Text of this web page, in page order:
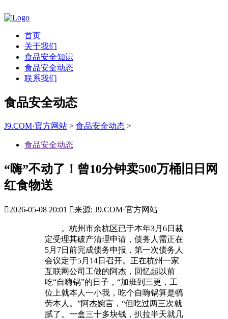
首页
关于我们
食品安全知识
食品安全动态
联系我们
食品安全动态
J9.COM·官方网站 > 食品安全动态 >
食品安全动态
“嗨”不动了！曾10分钟卖500万桶旧日网
红食物送
2026-05-08 20:01 来源: J9.COM·官方网站
。杭州市余杭区已于本年3月6日裁
定受理其破产清理申请，债务人需正在
5月7日前完成债务申报，第一次债务人
会议定于5月14日召开。正在杭州一家
互联网公司工做的阿杰，回忆起以前
吃“自嗨锅”的日子，“加班到三更，工
位上就本人一小我，吃个自嗨锅算是犒
劳本人。”阿杰婉言，“但吃过两三次就
腻了。一盒三十多块钱，扒拉半天就几